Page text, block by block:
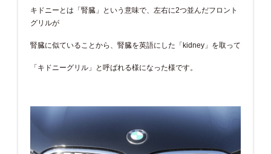
キドニーとは「腎臓」という意味で、左右に2つ並んだフロント
グリルが
腎臓に似ていることから、腎臓を英語にした「kidney」を取って
「キドニーグリル」と呼ばれる様になった様です。